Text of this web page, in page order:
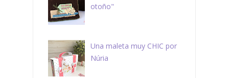
otoño"
Una maleta muy CHIC por
Núria